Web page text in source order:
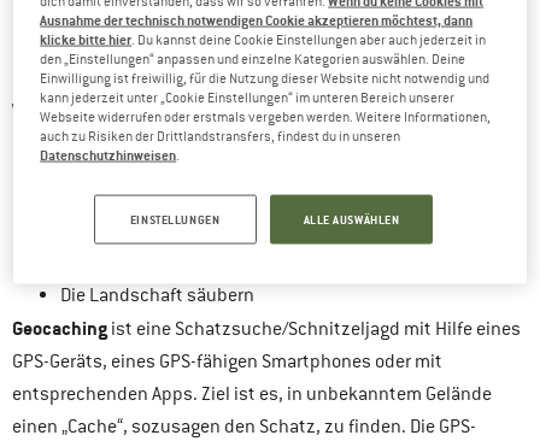
dabei zu haben. Ein paar Schnappschüsse fürs Familienalbum
machen auch Jahre später noch Freude.
WAS IHR ZU JEDER JAHRESZEIT UNTERNEHMEN
KÖNNT
Geocaching
Die Landschaft säubern
Geocaching ist eine Schatzsuche/Schnitzeljagd mit Hilfe eines
GPS-Geräts, eines GPS-fähigen Smartphones oder mit
entsprechenden Apps. Ziel ist es, in unbekanntem Gelände
einen „Cache“, sozusagen den Schatz, zu finden. Die GPS-
Ausnahme der technisch notwendigen Cookie akzeptieren möchtest, dann
klicke bitte hier . Du kannst deine Cookie Einstellungen aber auch jederzeit in
den „Einstellungen“ anpassen und einzelne Kategorien auswählen. Deine
Einwilligung ist freiwillig, für die Nutzung dieser Website nicht notwendig und
kann jederzeit unter „Cookie Einstellungen“ im unteren Bereich unserer
Webseite widerrufen oder erstmals vergeben werden. Weitere Informationen,
auch zu Risiken der Drittlandstransfers, findest du in unseren
Datenschutzhinweisen
EINSTELLUNGEN ALLE AUSWÄHLEN